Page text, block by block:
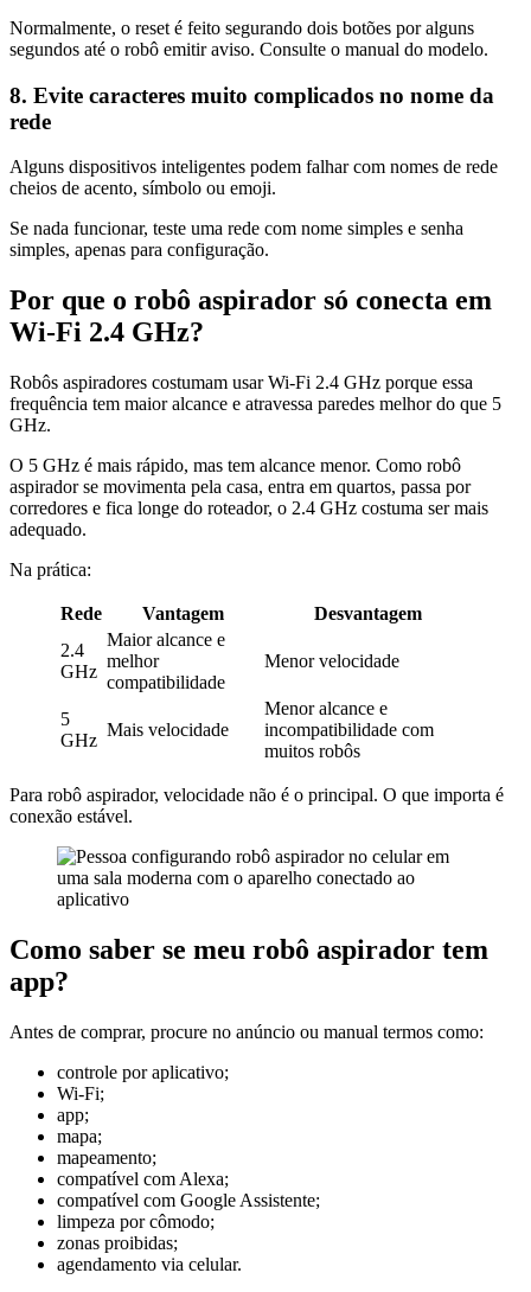
Normalmente, o reset é feito segurando dois botões por alguns
segundos até o robô emitir aviso. Consulte o manual do modelo.
8. Evite caracteres muito complicados no nome da
rede
Alguns dispositivos inteligentes podem falhar com nomes de rede
cheios de acento, símbolo ou emoji.
Se nada funcionar, teste uma rede com nome simples e senha
simples, apenas para configuração.
Por que o robô aspirador só conecta em
Wi-Fi 2.4 GHz?
Robôs aspiradores costumam usar Wi-Fi 2.4 GHz porque essa
frequência tem maior alcance e atravessa paredes melhor do que 5
GHz.
O 5 GHz é mais rápido, mas tem alcance menor. Como robô
aspirador se movimenta pela casa, entra em quartos, passa por
corredores e fica longe do roteador, o 2.4 GHz costuma ser mais
adequado.
Na prática:
Rede Vantagem
Desvantagem
2.4
GHz
Maior alcance e
melhor
compatibilidade
Menor velocidade
5
GHz
Mais velocidade
Menor alcance e
incompatibilidade com
muitos robôs
Para robô aspirador, velocidade não é o principal. O que importa é
conexão estável.
Como saber se meu robô aspirador tem
app?
Antes de comprar, procure no anúncio ou manual termos como:
controle por aplicativo;
Wi-Fi;
app;
mapa;
mapeamento;
compatível com Alexa;
compatível com Google Assistente;
limpeza por cômodo;
zonas proibidas;
agendamento via celular.